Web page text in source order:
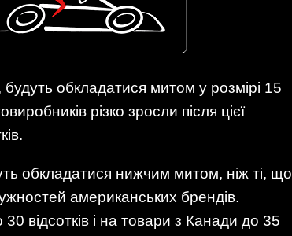
обкладатися митом у розмірі 15
різко зросли після цієї
обкладатися нижчим митом, ніж ті, що
американських брендів.
відсотків і на товари з Канади до 35